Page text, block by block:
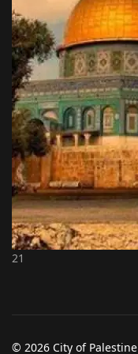
21
© 2026 City of Palestine